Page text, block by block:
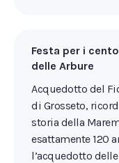
Festa per i
delle Arbure
Acquedotto del
di Grosseto,
storia della
esattamente 120
l’acquedotto